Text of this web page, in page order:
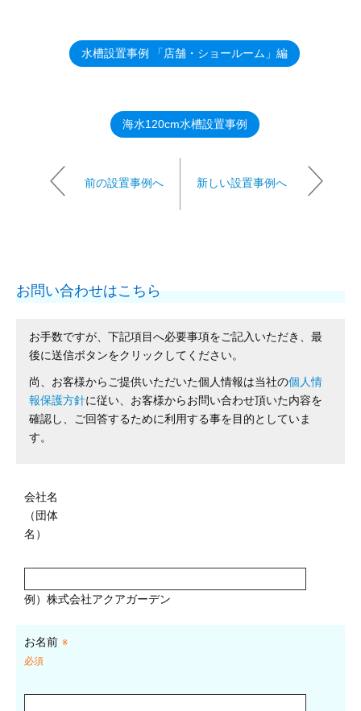
水槽設置事例 「店舗・ショールーム」編
海水120cm水槽設置事例
前の設置事例へ 新しい設置事例へ
お問い合わせはこちら
お手数ですが、下記項目へ必要事項をご記入いただき、最
後に送信ボタンをクリックしてください。
尚、お客様からご提供いただいた個人情報は当社の個人情
報保護方針に従い、お客様からお問い合わせ頂いた内容を
確認し、ご回答するために利用する事を目的としていま
す。
会社名
（団体
名）
例）株式会社アクアガーデン
お名前 ※
必須